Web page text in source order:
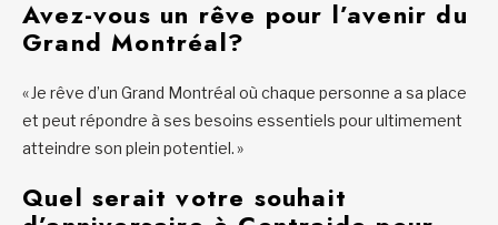
Avez-vous un rêve pour l’avenir du
Grand Montréal?
« Je rêve d’un Grand Montréal où chaque personne a sa place
et peut répondre à ses besoins essentiels pour ultimement
atteindre son plein potentiel. »
Quel serait votre souhait